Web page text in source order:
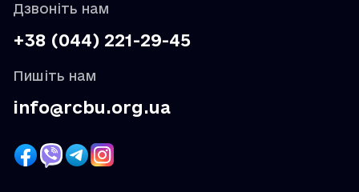
Дзвоніть нам
+38 (044) 221-29-45
Пишіть нам
info@rcbu.org.ua